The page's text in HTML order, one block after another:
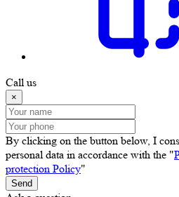
Call us
×
By clicking on the button below, I
personal data in accordance with the "
protection Policy"
Send